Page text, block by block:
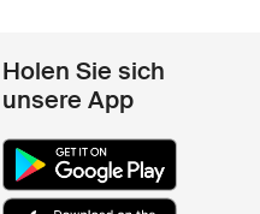
Holen Sie sich
unsere App